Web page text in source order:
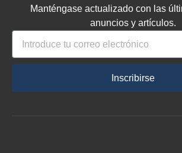
Manténgase actualizado con las
anuncios y artículos.
Inscribirse